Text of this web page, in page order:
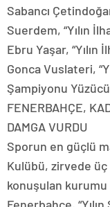
Sabancı
Suerdem, “Yılın
Ebru Yaşar, “Yılın
Gonca Vuslateri,
Şampiyonu
FENERBAHÇE,
DAMGA VURDU
Sporun en güçlü
Kulübü, zirvede
konuşulan kurumu